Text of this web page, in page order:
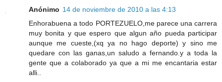
Anónimo 14 de noviembre de 2010 a las 4:13
Enhorabuena a todo PORTEZUELO,me parece una carrera
muy bonita y que espero que algun año pueda participar
aunque me cueste,(xq ya no hago deporte) y sino me
quedare con las ganas,un saludo a fernando.y a toda la
gente que a colaborado ya que a mi me encantaria estar
alli..